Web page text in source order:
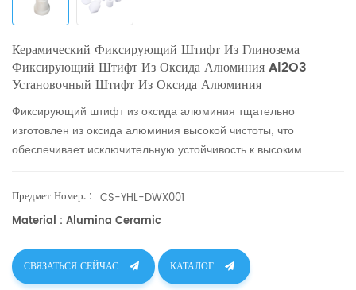
Керамический Фиксирующий Штифт Из Глинозема
Фиксирующий Штифт Из Оксида Алюминия Al2O3
Установочный Штифт Из Оксида Алюминия
Фиксирующий штифт из оксида алюминия тщательно
изготовлен из оксида алюминия высокой чистоты, что
обеспечивает исключительную устойчивость к высоким
плоское выравнивание между различными компонентами. Эта
оптимальной производительности и надежности в различных
приложениях.
Предмет Номер. : CS-YHL-DWX001
Material : Alumina Ceramic
СВЯЗАТЬСЯ СЕЙЧАС КАТАЛОГ